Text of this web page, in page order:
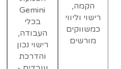
הקמה,
רישוי וליווי
כמשווקים
מורשים
Gemini
בכלי
העבודה,
רישוי נכון
והדרכת